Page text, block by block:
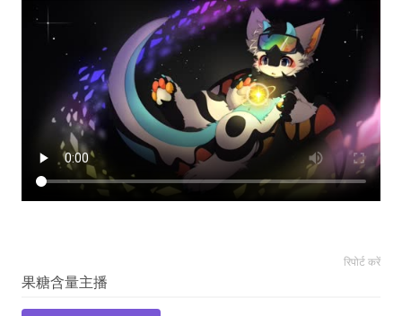
रिपोर्ट करें